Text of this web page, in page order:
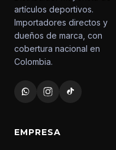
artículos deportivos.
Importadores directos y
dueños de marca, con
cobertura nacional en
Colombia.
EMPRESA